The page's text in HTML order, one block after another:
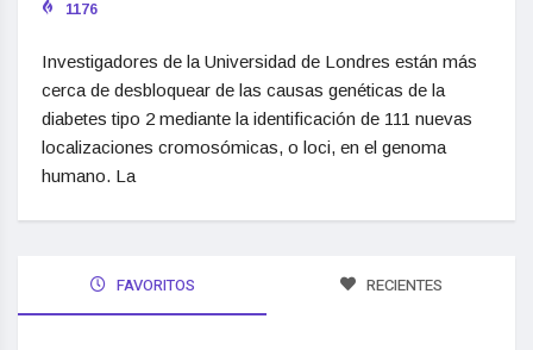
1176
Investigadores de la Universidad de Londres están más
cerca de desbloquear de las causas genéticas de la
diabetes tipo 2 mediante la identificación de 111 nuevas
localizaciones cromosómicas, o loci, en el genoma
humano. La
FAVORITOS RECIENTES